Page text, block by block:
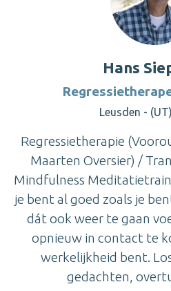
Hans
Leusden -
Regressietherapie
Maarten Oversier) /
Mindfulness
je bent al goed zoals je
dát ook weer te gaan
opnieuw in contact te
werkelijkheid bent.
gedachten,